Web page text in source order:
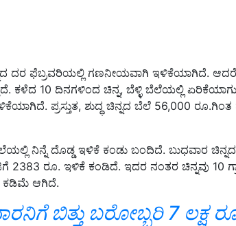
ದರ ಫೆಬ್ರವರಿಯಲ್ಲಿ ಗಣನೀಯವಾಗಿ ಇಳಿಕೆಯಾಗಿದೆ.
10 ದಿನಗಳಿಂದ ಚಿನ್ನ, ಬೆಳ್ಳಿ ಬೆಲೆಯಲ್ಲಿ
ಪ್ರಸ್ತುತ, ಶುದ್ಧ ಚಿನ್ನದ ಬೆಲೆ 56,000 ರೂ.ಗಿಂತ
ನಿನ್ನೆ ದೊಡ್ಡ ಇಳಿಕೆ ಕಂಡು ಬಂದಿದೆ. ಬುಧವಾರ
2383 ರೂ. ಇಳಿಕೆ ಕಂಡಿದೆ. ಇದರ ನಂತರ ಚಿನ್ನವು 10
ಕಡಿಮೆ ಆಗಿದೆ.
ಬಿತ್ತು ಬರೋಬ್ಬರಿ 7 ಲಕ್ಷ